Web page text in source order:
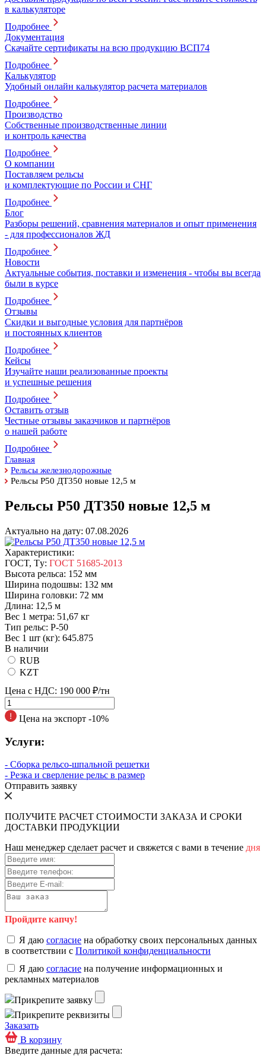
в калькуляторе
Подробнее
Документация
Скачайте сертификаты на всю продукцию ВСП74
Подробнее
Калькулятор
Удобный онлайн калькулятор расчета материалов
Подробнее
Производство
Собственные производственные линии
и контроль качества
Подробнее
О компании
Поставляем рельсы
и комплектующие по России и СНГ
Подробнее
Блог
Разборы решений, сравнения материалов и опыт применения
- для профессионалов ЖД
Подробнее
Новости
Актуальные события, поставки и изменения - чтобы вы всегда
были в курсе
Подробнее
Отзывы
Скидки и выгодные условия для партнёров
и постоянных клиентов
Подробнее
Кейсы
Изучайте наши реализованные проекты
и успешные решения
Подробнее
Оставить отзыв
Честные отзывы заказчиков и партнёров
о нашей работе
Подробнее
Главная
Рельсы железнодорожные
Рельсы Р50 ДТ350 новые 12,5 м
Рельсы Р50 ДТ350 новые 12,5 м
Актуально на дату: 07.08.2026
Характеристики:
ГOCT, Tу: ГОСТ 51685-2013
Высота рельса: 152 мм
Ширина подошвы: 132 мм
Ширина головки: 72 мм
Длина: 12,5 м
Вес 1 метра: 51,67 кг
Tип peльc: Р-50
Вес 1 шт (кг): 645.875
В наличии
RUB
KZT
Цена с НДС: 190 000 ₽/тн
Цена на экспорт -10%
Услуги:
- Сборка рельсо-шпальной решетки
- Резка и сверление рельс в размер
Отправить заявку
ПОЛУЧИТЕ РАСЧЕТ СТОИМОСТИ ЗАКАЗА И СРОКИ
ДОСТАВКИ ПРОДУКЦИИ
Наш менеджер сделает расчет и свяжется с вами в течение дня
Пройдите капчу!
Я даю согласие на обработку своих персональных данных
в соответствии с Политикой конфиденциальности
Я даю согласие на получение информационных и
рекламных материалов
Прикрепите заявку
Прикрепите реквизиты
Заказать
В корзину
Введите данные для расчета: